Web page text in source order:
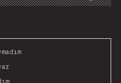
Share Customize Data
Comments